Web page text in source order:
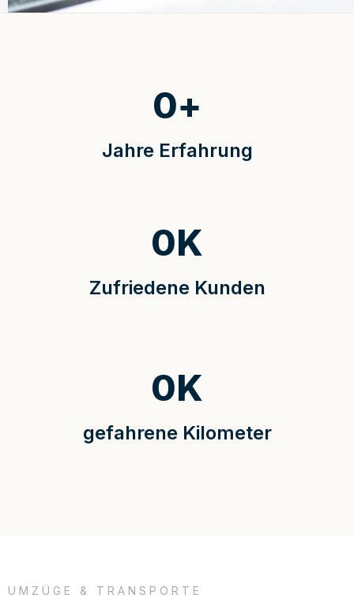
Jahre Erfahrung
0+
Zufriedene Kunden
0K
gefahrene Kilometer
0K
UMZÜGE & TRANSPORTE